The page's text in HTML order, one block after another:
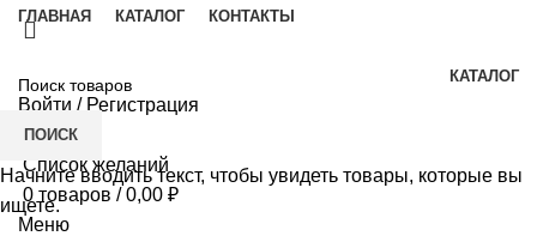
ГЛАВНАЯ КАТАЛОГ КОНТАКТЫ
КАТАЛОГ
Войти / Регистрация
Список желаний
0 товаров / 0,00 ₽
Меню
ПОИСК
Начните вводить текст, чтобы увидеть товары, которые вы
ищете.